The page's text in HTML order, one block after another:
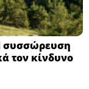
συσσώρευση
τον κίνδυνο